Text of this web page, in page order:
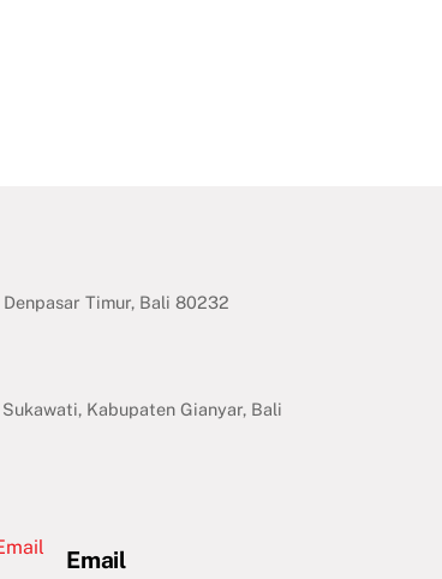
Timur, Bali 80232
Kabupaten Gianyar, Bali
Email